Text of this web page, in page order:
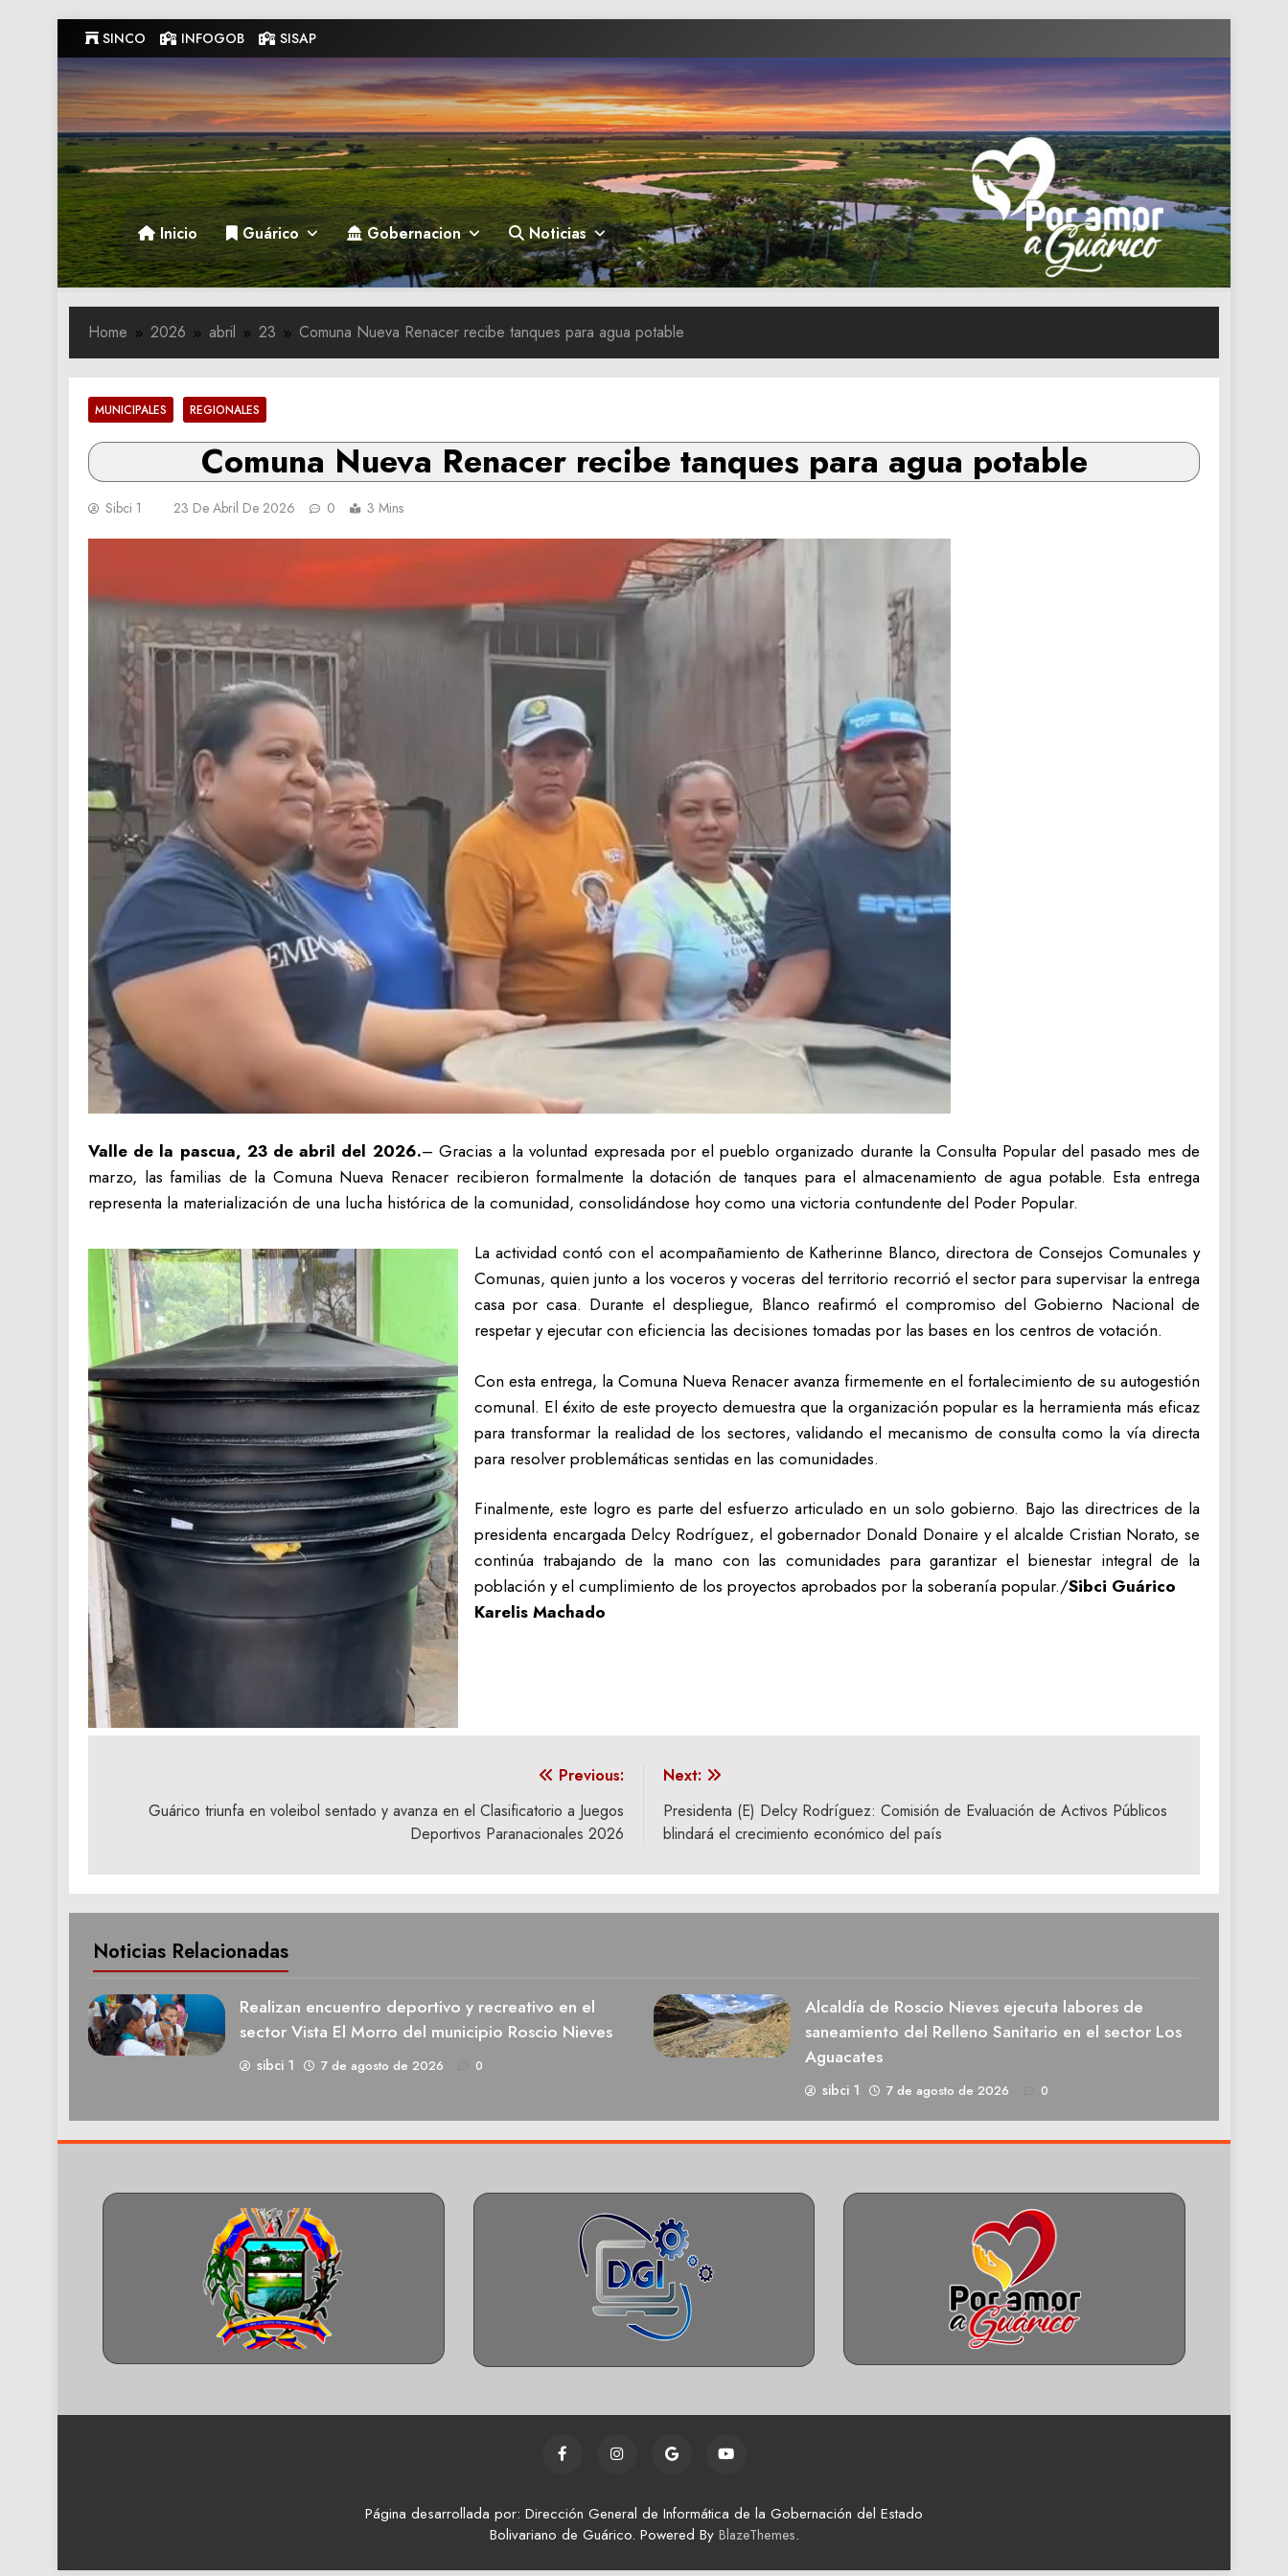
to
content
SINCO INFOGOB SISAP
Gobernacion de Guarico
Gobernacion de Guarico
Inicio Guárico Gobernacion Noticias
Home 2026 abril 23 Comuna Nueva Renacer recibe tanques para agua potable
MUNICIPALES REGIONALES
Comuna Nueva Renacer recibe tanques para agua potable
Sibci 1 23 De Abril De 2026 0 3 Mins
Valle de la pascua, 23 de abril del 2026.– Gracias a la voluntad expresada por el pueblo organizado durante la Consulta Popular del pasado mes de
marzo, las familias de la Comuna Nueva Renacer recibieron formalmente la dotación de tanques para el almacenamiento de agua potable. Esta entrega
representa la materialización de una lucha histórica de la comunidad, consolidándose hoy como una victoria contundente del Poder Popular.
La actividad contó con el acompañamiento de Katherinne Blanco, directora de Consejos Comunales y
Comunas, quien junto a los voceros y voceras del territorio recorrió el sector para supervisar la entrega
casa por casa. Durante el despliegue, Blanco reafirmó el compromiso del Gobierno Nacional de
respetar y ejecutar con eficiencia las decisiones tomadas por las bases en los centros de votación.
Con esta entrega, la Comuna Nueva Renacer avanza firmemente en el fortalecimiento de su autogestión
comunal. El éxito de este proyecto demuestra que la organización popular es la herramienta más eficaz
para transformar la realidad de los sectores, validando el mecanismo de consulta como la vía directa
para resolver problemáticas sentidas en las comunidades.
Finalmente, este logro es parte del esfuerzo articulado en un solo gobierno. Bajo las directrices de la
presidenta encargada Delcy Rodríguez, el gobernador Donald Donaire y el alcalde Cristian Norato, se
continúa trabajando de la mano con las comunidades para garantizar el bienestar integral de la
población y el cumplimiento de los proyectos aprobados por la soberanía popular./Sibci Guárico
Karelis Machado
Previous:
Guárico triunfa en voleibol sentado y avanza en el Clasificatorio a Juegos
Deportivos Paranacionales 2026
Next:
Presidenta (E) Delcy Rodríguez: Comisión de Evaluación de Activos Públicos
blindará el crecimiento económico del país
Noticias Relacionadas
Realizan encuentro deportivo y recreativo en el
sector Vista El Morro del municipio Roscio Nieves
sibci 1 7 de agosto de 2026 0
Alcaldía de Roscio Nieves ejecuta labores de
saneamiento del Relleno Sanitario en el sector Los
Aguacates
sibci 1 7 de agosto de 2026 0
Página desarrollada por: Dirección General de Informática de la Gobernación del Estado
Bolivariano de Guárico. Powered By BlazeThemes.